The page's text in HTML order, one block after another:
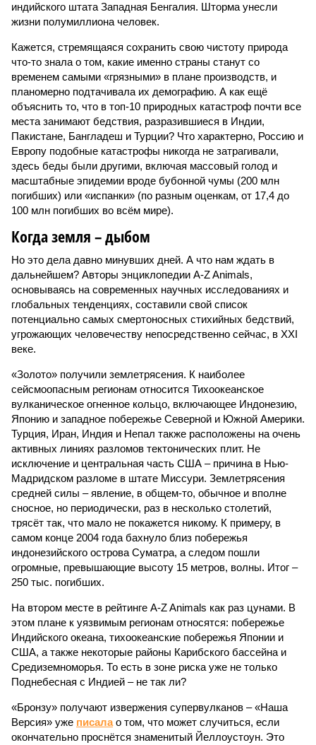
индийского штата Западная Бенгалия. Шторма унесли
жизни полумиллиона человек.
Кажется, стремящаяся сохранить свою чистоту природа
что-то знала о том, какие именно страны станут со
временем самыми «грязными» в плане производств, и
планомерно подтачивала их демографию. А как ещё
объяснить то, что в топ-10 природных катастроф почти все
места занимают бедствия, разразившиеся в Индии,
Пакистане, Бангладеш и Турции? Что характерно, Россию и
Европу подобные катастрофы никогда не затрагивали,
здесь беды были другими, включая массовый голод и
масштабные эпидемии вроде бубонной чумы (200 млн
погибших) или «испанки» (по разным оценкам, от 17,4 до
100 млн погибших во всём мире).
Когда земля – дыбом
Но это дела давно минувших дней. А что нам ждать в
дальнейшем? Авторы энциклопедии A-Z Animals,
основываясь на современных научных исследованиях и
глобальных тенденциях, составили свой список
потенциально самых смертоносных стихийных бедствий,
угрожающих человечеству непосредственно сейчас, в XXI
веке.
«Золото» получили землетрясения. К наиболее
сейсмоопасным регионам относится Тихоокеанское
вулканическое огненное кольцо, включающее Индонезию,
Японию и западное побережье Северной и Южной Америки.
Турция, Иран, Индия и Непал также расположены на очень
активных линиях разломов тектонических плит. Не
исключение и центральная часть США – причина в Нью-
Мадридском разломе в штате Миссури. Землетрясения
средней силы – явление, в общем-то, обычное и вполне
сносное, но периодически, раз в несколько столетий,
трясёт так, что мало не покажется никому. К примеру, в
самом конце 2004 года бахнуло близ побережья
индонезийского острова Суматра, а следом пошли
огромные, превышающие высоту 15 метров, волны. Итог –
250 тыс. погибших.
На втором месте в рейтинге A-Z Animals как раз цунами. В
этом плане к уязвимым регионам относятся: побережье
Индийского океана, тихо­океанские побережья Японии и
США, а также некоторые районы Карибского бассейна и
Средиземноморья. То есть в зоне риска уже не только
Поднебесная с Индией – не так ли?
«Бронзу» получают извержения супервулканов – «Наша
Версия» уже писалао том, что может случиться, если
окончательно проснётся знаменитый Йеллоустоун. Это